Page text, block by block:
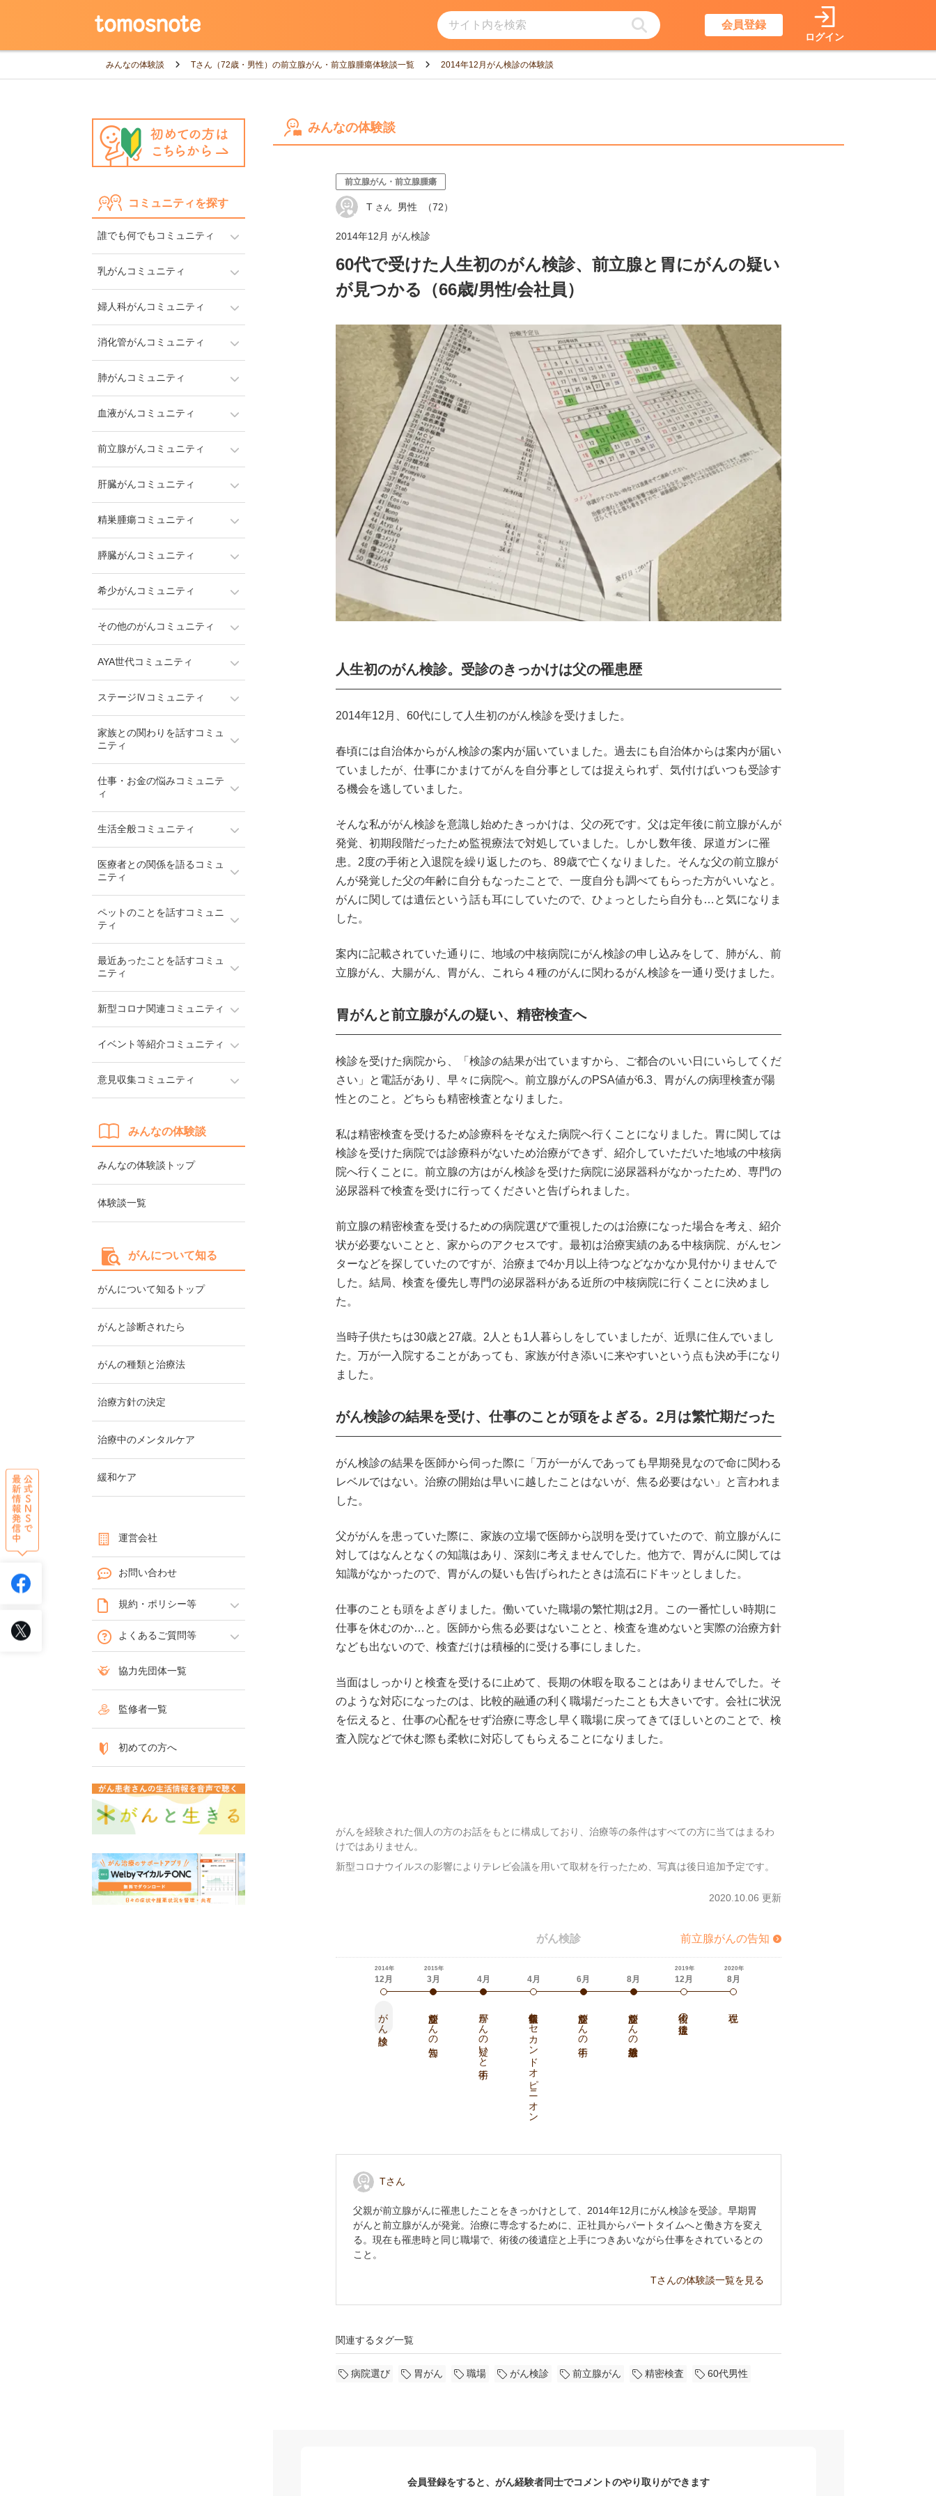
サイト内を検索 会員登録
ログイン
みんなの体験談 Tさん（72歳・男性）の前立腺がん・前立腺腫瘍体験談一覧 2014年12月がん検診の体験談
コミュニティを探す
誰でも何でもコミュニティ
乳がんコミュニティ
婦人科がんコミュニティ
消化管がんコミュニティ
肺がんコミュニティ
血液がんコミュニティ
前立腺がんコミュニティ
肝臓がんコミュニティ
精巣腫瘍コミュニティ
膵臓がんコミュニティ
希少がんコミュニティ
その他のがんコミュニティ
AYA世代コミュニティ
ステージⅣコミュニティ
家族との関わりを話すコミュ
ニティ
仕事・お金の悩みコミュニテ
ィ
生活全般コミュニティ
医療者との関係を語るコミュ
ニティ
ペットのことを話すコミュニ
ティ
最近あったことを話すコミュ
ニティ
新型コロナ関連コミュニティ
イベント等紹介コミュニティ
意見収集コミュニティ
みんなの体験談
みんなの体験談トップ
体験談一覧
がんについて知る
がんについて知るトップ
がんと診断されたら
がんの種類と治療法
治療方針の決定
治療中のメンタルケア
緩和ケア
運営会社
お問い合わせ
規約・ポリシー等
よくあるご質問等
協力先団体一覧
監修者一覧
初めての方へ
みんなの体験談
前立腺がん・前立腺腫瘍
T さん 男性 （72）
2014年12月 がん検診
60代で受けた人生初のがん検診、前立腺と胃にがんの疑い
が見つかる（66歳/男性/会社員）
人生初のがん検診。受診のきっかけは父の罹患歴
2014年12月、60代にして人生初のがん検診を受けました。
春頃には自治体からがん検診の案内が届いていました。過去にも自治体からは案内が届い
ていましたが、仕事にかまけてがんを自分事としては捉えられず、気付けばいつも受診す
る機会を逃していました。
そんな私ががん検診を意識し始めたきっかけは、父の死です。父は定年後に前立腺がんが
発覚、初期段階だったため監視療法で対処していました。しかし数年後、尿道ガンに罹
患。2度の手術と入退院を繰り返したのち、89歳で亡くなりました。そんな父の前立腺が
んが発覚した父の年齢に自分もなったことで、一度自分も調べてもらった方がいいなと。
がんに関しては遺伝という話も耳にしていたので、ひょっとしたら自分も…と気になりま
した。
案内に記載されていた通りに、地域の中核病院にがん検診の申し込みをして、肺がん、前
立腺がん、大腸がん、胃がん、これら４種のがんに関わるがん検診を一通り受けました。
胃がんと前立腺がんの疑い、精密検査へ
検診を受けた病院から、「検診の結果が出ていますから、ご都合のいい日にいらしてくだ
さい」と電話があり、早々に病院へ。前立腺がんのPSA値が6.3、胃がんの病理検査が陽
性とのこと。どちらも精密検査となりました。
私は精密検査を受けるため診療科をそなえた病院へ行くことになりました。胃に関しては
検診を受けた病院では診療科がないため治療ができず、紹介していただいた地域の中核病
院へ行くことに。前立腺の方はがん検診を受けた病院に泌尿器科がなかったため、専門の
泌尿器科で検査を受けに行ってくださいと告げられました。
前立腺の精密検査を受けるための病院選びで重視したのは治療になった場合を考え、紹介
状が必要ないことと、家からのアクセスです。最初は治療実績のある中核病院、がんセン
ターなどを探していたのですが、治療まで4か月以上待つなどなかなか見付かりませんで
した。結局、検査を優先し専門の泌尿器科がある近所の中核病院に行くことに決めまし
た。
当時子供たちは30歳と27歳。2人とも1人暮らしをしていましたが、近県に住んでいまし
た。万が一入院することがあっても、家族が付き添いに来やすいという点も決め手になり
ました。
がん検診の結果を受け、仕事のことが頭をよぎる。2月は繁忙期だった
がん検診の結果を医師から伺った際に「万が一がんであっても早期発見なので命に関わる
レベルではない。治療の開始は早いに越したことはないが、焦る必要はない」と言われま
した。
父ががんを患っていた際に、家族の立場で医師から説明を受けていたので、前立腺がんに
対してはなんとなくの知識はあり、深刻に考えませんでした。他方で、胃がんに関しては
知識がなかったので、胃がんの疑いも告げられたときは流石にドキッとしました。
仕事のことも頭をよぎりました。働いていた職場の繁忙期は2月。この一番忙しい時期に
仕事を休むのか…と。医師から焦る必要はないことと、検査を進めないと実際の治療方針
なども出ないので、検査だけは積極的に受ける事にしました。
当面はしっかりと検査を受けるに止めて、長期の休暇を取ることはありませんでした。そ
のような対応になったのは、比較的融通の利く職場だったことも大きいです。会社に状況
を伝えると、仕事の心配をせず治療に専念し早く職場に戻ってきてほしいとのことで、検
査入院などで休む際も柔軟に対応してもらえることになりました。
がんを経験された個人の方のお話をもとに構成しており、治療等の条件はすべての方に当てはまるわ
けではありません。
新型コロナウイルスの影響によりテレビ会議を用いて取材を行ったため、写真は後日追加予定です。
2020.10.06 更新
がん検診 前立腺がんの告知
2014年
12月
がん検診
2015年
3月
前立腺がんの告知
4月
胃がんの疑いと手術
4月
情報収集とセカンドオピニオン
6月
前立腺がんの手術
8月
前立腺がんの放射線治療
2019年
12月
術後の後遺症
2020年
8月
Tさん
父親が前立腺がんに罹患したことをきっかけとして、2014年12月にがん検診を受診。早期胃
がんと前立腺がんが発覚。治療に専念するために、正社員からパートタイムへと働き方を変え
る。現在も罹患時と同じ職場で、術後の後遺症と上手につきあいながら仕事をされているとの
こと。
Tさんの体験談一覧を見る
関連するタグ一覧
病院選び 胃がん 職場 がん検診 前立腺がん 精密検査 60代男性
会員登録をすると、がん経験者同士でコメントのやり取りができます